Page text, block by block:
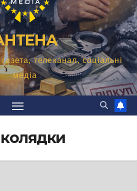
телеканал, соціальні
медіа
колядки